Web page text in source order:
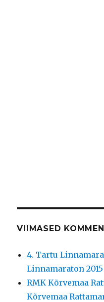
VIIMASED
4. Tartu
Linnamaraton
RMK Kõrvemaa
Kõrvemaa